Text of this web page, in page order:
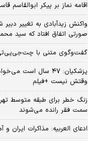
اقامه نماز بر پیکر
واکنش زیدآبادی به تغییر
صورتی اتفاق افتاد که سید
گفت‌وگوی متنی با چت‌جی‌پی‌تی
پزشکیان: ۴۷ سال
وقتش نیست +فیلم
زنگ خطر برای طبقه متوسط
سمت فقر رانده می‌شوند
ادعای العربیه: مذاکرات ایران